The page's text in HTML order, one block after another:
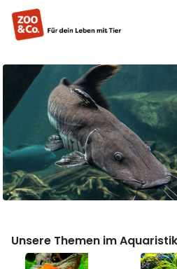
Unsere Themen im